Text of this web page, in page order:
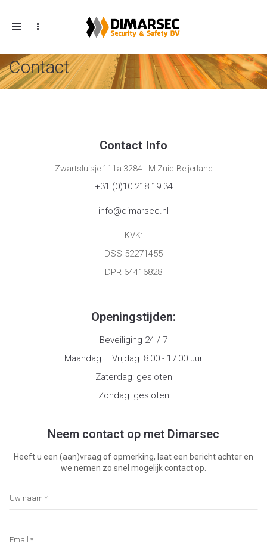
Toggle
Contact
Contact Info
Zwartsluisje 111a 3284 LM Zuid-Beijerland
+31 (0)10 218 19 34
info@dimarsec.nl
KVK:
DSS 52271455
DPR 64416828
Openingstijden:
Beveiliging 24 / 7
Maandag – Vrijdag: 8:00 - 17:00 uur
Zaterdag: gesloten
Zondag: gesloten
Neem contact op met Dimarsec
Heeft u een (aan)vraag of opmerking, laat een bericht achter en
we nemen zo snel mogelijk contact op.